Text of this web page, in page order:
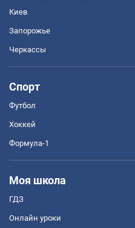
Киев
Запорожье
Черкассы
Спорт
Футбол
Хоккей
Формула-1
Моя школа
ГДЗ
Онлайн уроки